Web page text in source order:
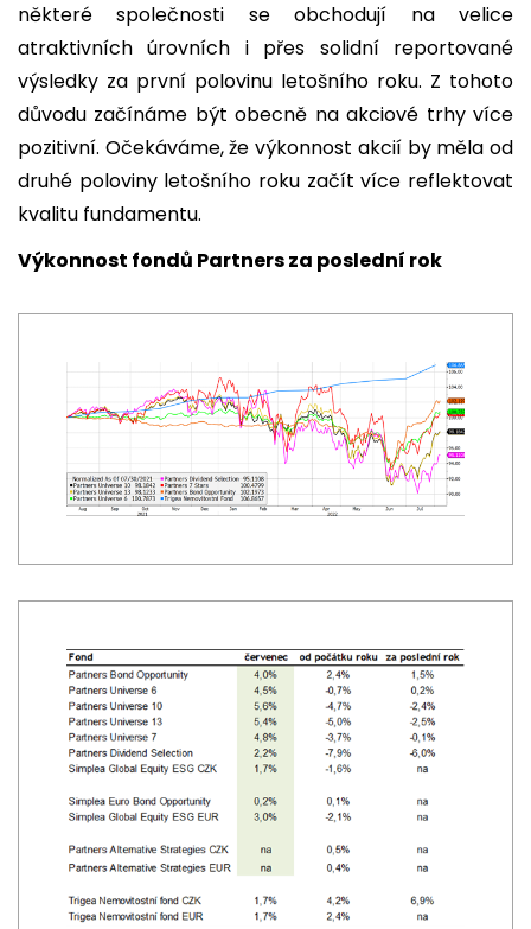
některé společnosti se obchodují na velice
atraktivních úrovních i přes solidní reportované
výsledky za první polovinu letošního roku. Z tohoto
důvodu začínáme být obecně na akciové trhy více
pozitivní. Očekáváme, že výkonnost akcií by měla od
druhé poloviny letošního roku začít více reflektovat
kvalitu fundamentu.
Výkonnost fondů Partners za poslední rok